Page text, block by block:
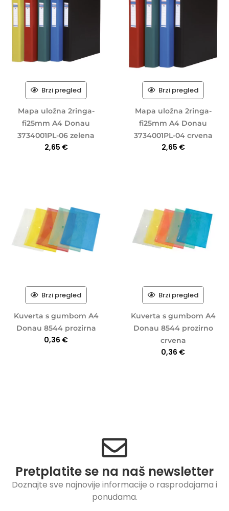
Brzi pregled
Mapa uložna 2ringa-
fi25mm A4 Donau
3734001PL-06 zelena
2,65 €
Brzi pregled
Mapa uložna 2ringa-
fi25mm A4 Donau
3734001PL-04 crvena
2,65 €
Brzi pregled
Kuverta s gumbom A4
Donau 8544 prozirna
0,36 €
Brzi pregled
Kuverta s gumbom A4
Donau 8544 prozirno
crvena
0,36 €
Pretplatite se na naš newsletter
Doznajte sve najnovije informacije o rasprodajama i
ponudama.